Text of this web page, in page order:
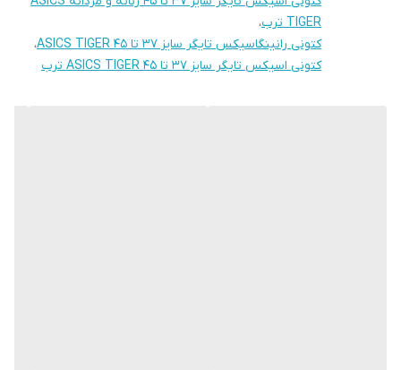
TIGER ترب
،
کتونی رانینگاسیکس تایگر سایز 37 تا 45 ASICS TIGER
،
کتونی اسیکس تایگر سایز 37 تا 45 ASICS TIGER ترب